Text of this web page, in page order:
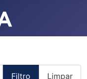
Filtro Limpar